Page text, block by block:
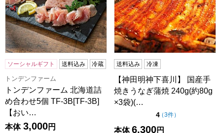
ソーシャルギフト 送料込み 冷蔵
トンデンファーム
トンデンファーム 北海道詰
め合わせ5個 TF-3B[TF-3B]
【おい…
本体 3,000円
送料込み 冷凍
【神田明神下喜川】 国産手
焼きうなぎ蒲焼 240g(約80g
×3袋)(…
4点（5点満点中）
（3件の評価
）
本体 6,300円